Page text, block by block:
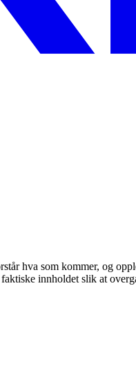
hva som kommer, og
innholdet slik at